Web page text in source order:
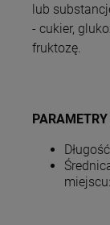
lub
- cukier,
fruktozę.
miejscu: